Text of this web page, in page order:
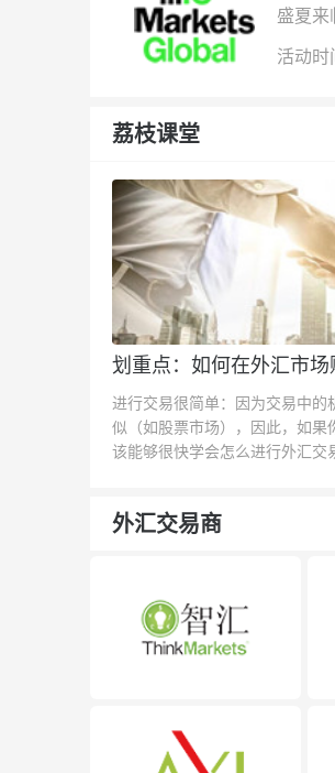
盛夏
金即可
活动时
荔枝课堂
划重点：如何在外汇市场
进行交易很简单：因为交易中的
似（如股票市场），因此，如果
该能够很快学会怎么进行外汇交
外汇交易商